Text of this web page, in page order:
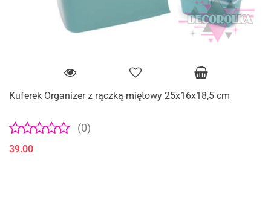
Kuferek Organizer z rączką miętowy 25x16x18,5 cm
(0)
39.00